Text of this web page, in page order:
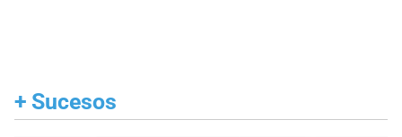
+ Sucesos